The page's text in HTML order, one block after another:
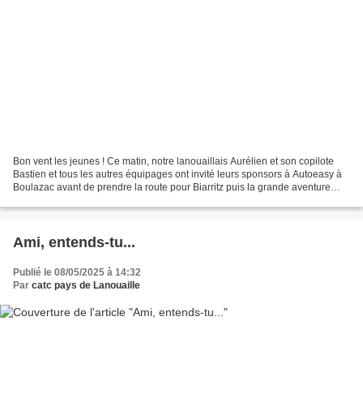
Bon vent les jeunes ! Ce matin, notre lanouaillais Aurélien et son copilote
Bastien et tous les autres équipages ont invité leurs sponsors à Autoeasy à
Boulazac avant de prendre la route pour Biarritz puis la grande aventure
Ami, entends-tu...
Publié le 08/05/2025 à 14:32
Par catc pays de Lanouaille